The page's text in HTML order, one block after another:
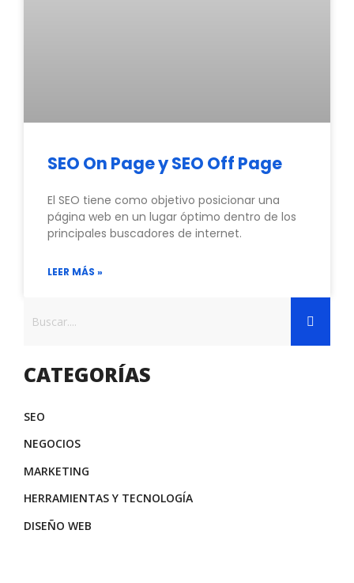
SEO On Page y SEO Off Page
El SEO tiene como objetivo posicionar una
página web en un lugar óptimo dentro de los
principales buscadores de internet.
LEER MÁS »
CATEGORÍAS
SEO
NEGOCIOS
MARKETING
HERRAMIENTAS Y TECNOLOGÍA
DISEÑO WEB